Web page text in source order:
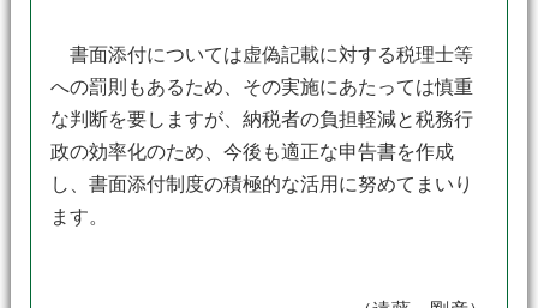
書面添付については虚偽記載に対する税理士等
への罰則もあるため、その実施にあたっては慎重
な判断を要しますが、納税者の負担軽減と税務行
政の効率化のため、今後も適正な申告書を作成
し、書面添付制度の積極的な活用に努めてまいり
ます。